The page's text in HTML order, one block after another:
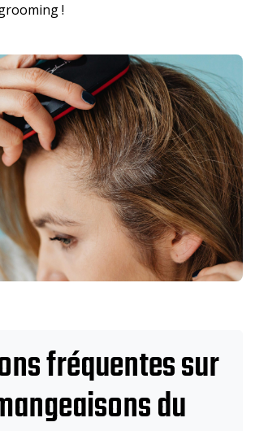
!
fréquentes sur
du